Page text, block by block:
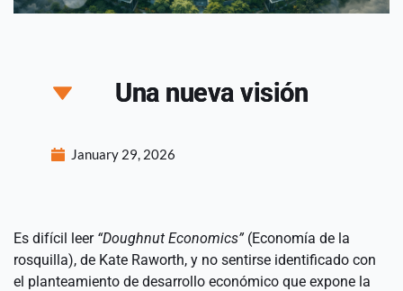
Una nueva visión
January 29, 2026
Es difícil leer “Doughnut Economics” (Economía de la
rosquilla), de Kate Raworth, y no sentirse identificado con
el planteamiento de desarrollo económico que expone la